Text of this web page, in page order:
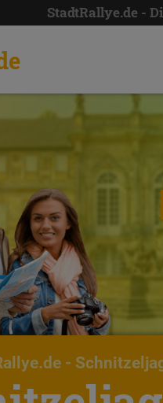
StadtRallye.de -
-